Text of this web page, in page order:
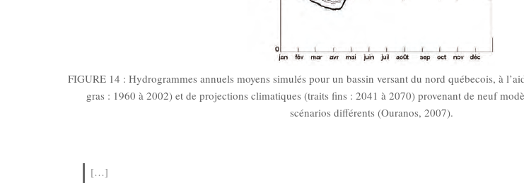
FIGURE 14 : Hydrogrammes annuels moyens simulés pour un bassin versant du nord québecois, à
gras : 1960 à 2002) et de projections climatiques (traits ﬁns : 2041 à 2070) provenant de neuf
scénarios différents (Ouranos, 2007).
[…]